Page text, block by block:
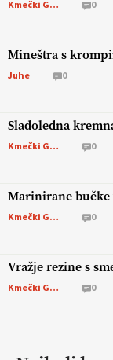
Kmečki Glas 0
Mineštra s
Juhe 0
Sladoledna
Kmečki Glas 0
Marinirane bučke
Kmečki Glas 0
Vražje rezine s
Kmečki Glas 0